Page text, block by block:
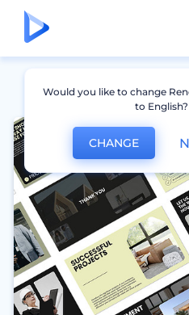
Would you like to change
to English?
CHANGE